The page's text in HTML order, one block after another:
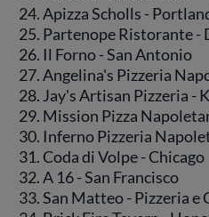
Apizza Scholls -
Partenope Ristorante -
Il Forno - San Antonio
Angelina's Pizzeria
Jay's Artisan Pizzeria -
Mission Pizza
Inferno Pizzeria
Coda di Volpe - Chicago
A 16 - San Francisco
San Matteo - Pizzeria e